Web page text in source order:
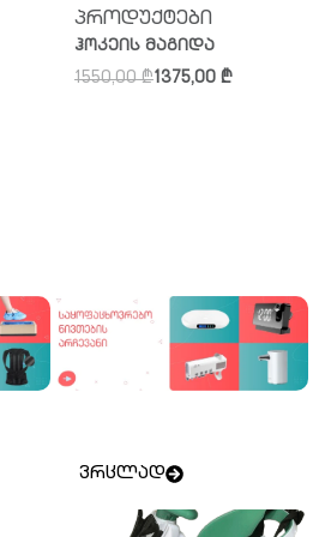
პროდუქტები
ჰოკეის მაგიდა
1550,00₾1375,00 ₾
ვრცლად